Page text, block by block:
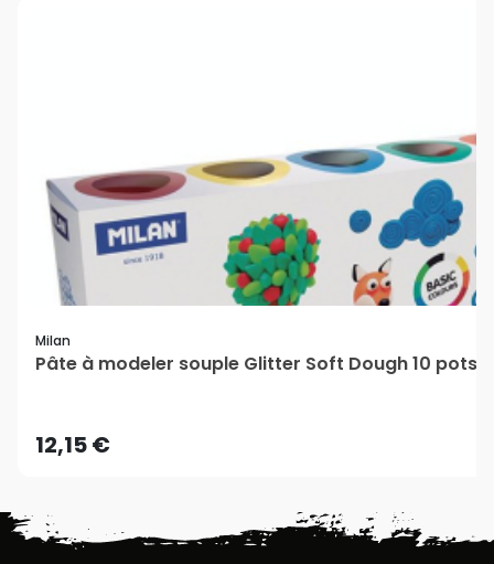
Milan
Pâte à modeler souple Glitter Soft Dough 10 pots
12,15 €